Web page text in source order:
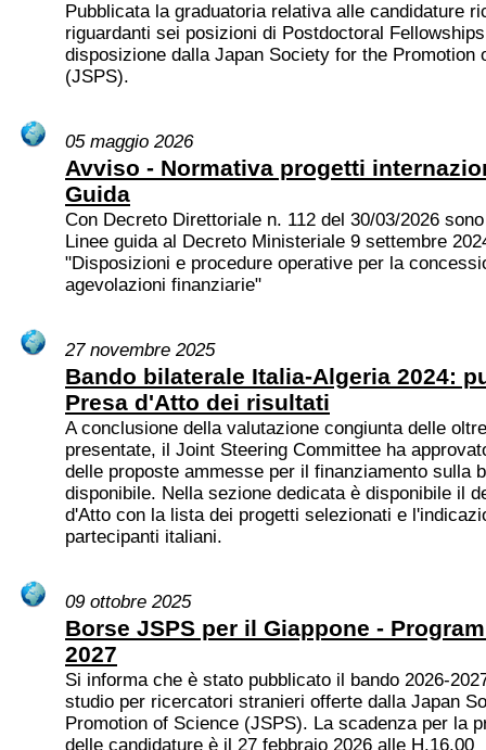
Pubblicata la graduatoria relativa alle candidature
riguardanti sei posizioni di Postdoctoral
disposizione dalla Japan Society for the Promotion
(JSPS).
05 maggio 2026
Avviso - Normativa progetti
Guida
Con Decreto Direttoriale n. 112 del 30/03/2026
Linee guida al Decreto Ministeriale 9 settembre
"Disposizioni e procedure operative per la
agevolazioni finanziarie"
27 novembre 2025
Bando bilaterale Italia-Algeria 2024:
Presa d'Atto dei risultati
A conclusione della valutazione congiunta delle
presentate, il Joint Steering Committee ha
delle proposte ammesse per il finanziamento sulla
disponibile. Nella sezione dedicata è disponibile il
d'Atto con la lista dei progetti selezionati e
partecipanti italiani.
09 ottobre 2025
Borse JSPS per il Giappone -
2027
Si informa che è stato pubblicato il bando 2026-
studio per ricercatori stranieri offerte dalla Japan
Promotion of Science (JSPS). La scadenza per la
delle candidature è il 27 febbraio 2026 alle H.16.00